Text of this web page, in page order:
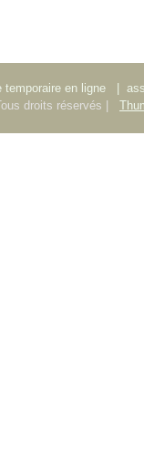
temporaire en ligne
droits réservés |